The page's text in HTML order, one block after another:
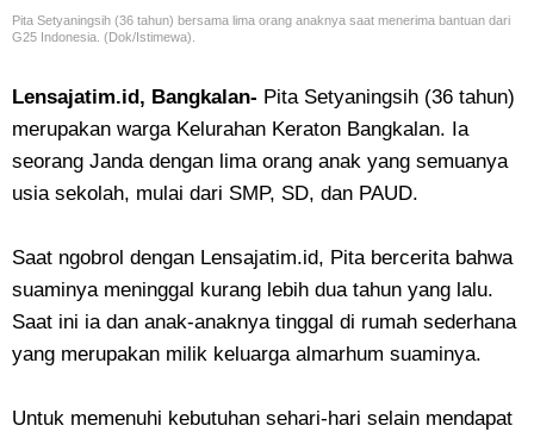
Pita Setyaningsih (36 tahun) bersama lima orang anaknya saat menerima bantuan dari
G25 Indonesia. (Dok/Istimewa).
Lensajatim.id, Bangkalan- Pita Setyaningsih (36 tahun)
merupakan warga Kelurahan Keraton Bangkalan. Ia
seorang Janda dengan lima orang anak yang semuanya
usia sekolah, mulai dari SMP, SD, dan PAUD.
Saat ngobrol dengan Lensajatim.id, Pita bercerita bahwa
suaminya meninggal kurang lebih dua tahun yang lalu.
Saat ini ia dan anak-anaknya tinggal di rumah sederhana
yang merupakan milik keluarga almarhum suaminya.
Untuk memenuhi kebutuhan sehari-hari selain mendapat